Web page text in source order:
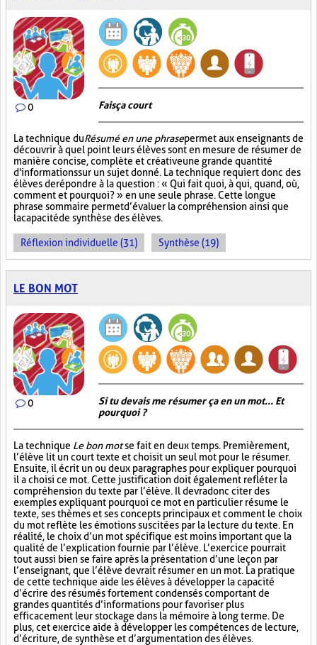
0 Fais ça court
La technique duRésumé en une phrasepermet aux enseignants de
découvrir à quel point leurs élèves sont en mesure de résumer de
manière concise, complète et créative une grande quantité
d'informations sur un sujet donné. La technique requiert donc des
élèves de répondre à la question : « Qui fait quoi, à qui, quand, où,
comment et pourquoi? » en une seule phrase. Cette longue
phrase sommaire permet d’évaluer la compréhension ainsi que
la capacité de synthèse des élèves.
Réflexion individuelle (31) Synthèse (19)
LE BON MOT
0
Si tu devais me résumer ça en un mot... Et
pourquoi ?
La technique Le bon motse fait en deux temps. Premièrement,
l’élève lit un court texte et choisit un seul mot pour le résumer.
Ensuite, il écrit un ou deux paragraphes pour expliquer pourquoi
il a choisi ce mot. Cette justification doit également refléter la
compréhension du texte par l’élève. Il devra donc citer des
exemples expliquant pourquoi ce mot en particulier résume le
texte, ses thèmes et ses concepts principaux et comment le choix
du mot reflète les émotions suscitées par la lecture du texte. En
réalité, le choix d’un mot spécifique est moins important que la
qualité de l’explication fournie par l’élève. L’exercice pourrait
tout aussi bien se faire après la présentation d’une leçon par
l’enseignant, que l’élève devrait résumer en un mot. La pratique
de cette technique aide les élèves à développer la capacité
d’écrire des résumés fortement condensés comportant de
grandes quantités d’informations pour favoriser plus
efficacement leur stockage dans la mémoire à long terme. De
plus, cet exercice aide à développer les compétences de lecture,
d’écriture, de synthèse et d’argumentation des élèves.